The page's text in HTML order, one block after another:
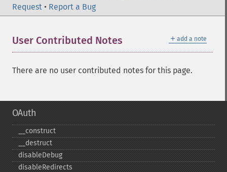
Request • Report a Bug
＋ add a note
User Contributed Notes
There are no user contributed notes for this page.
OAuth
_​_​construct
_​_​destruct
disableDebug
disableRedirects